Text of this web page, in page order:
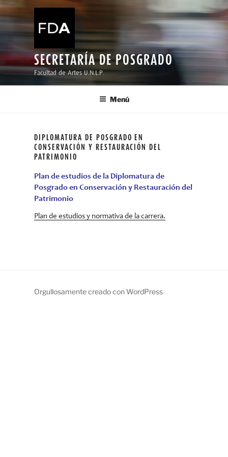
Ir
al
contenido
SECRETARÍA DE POSGRADO
Facultad de Artes U.N.L.P.
Menú
DIPLOMATURA DE POSGRADO EN
CONSERVACIÓN Y RESTAURACIÓN DEL
PATRIMONIO
Plan de estudios de la Diplomatura de
Posgrado en Conservación y Restauración del
Patrimonio
Plan de estudios y normativa de la carrera.
Orgullosamente creado con WordPress